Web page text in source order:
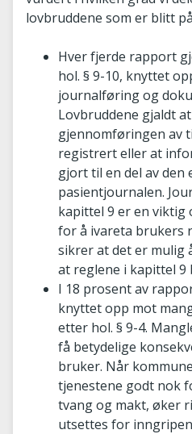
lovbruddene som er blitt
Hver fjerde rapport
hol. § 9-10, knyttet
journalføring og
Lovbruddene gjaldt
gjennomføringen av
registrert eller at
gjort til en del av den
pasientjournalen.
kapittel 9 er en viktig
for å ivareta brukers
sikrer at det er mulig
at reglene i kapittel 9
I 18 prosent av
knyttet opp mot
etter hol. § 9-4.
få betydelige
bruker. Når
tjenestene godt nok
tvang og makt, øker
utsettes for